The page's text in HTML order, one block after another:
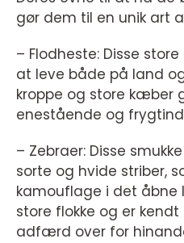
gør dem til en unik art
– Flodheste: Disse
at leve både på land
kroppe og store kæber
enestående og
– Zebraer: Disse
sorte og hvide striber,
kamouflage i det åbne
store flokke og er
adfærd over for